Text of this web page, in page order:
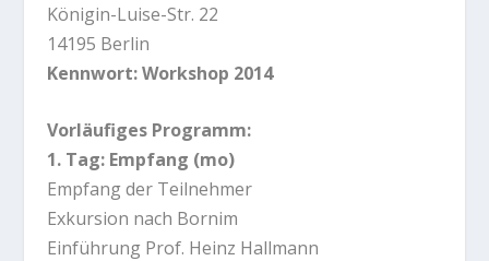
Königin-Luise-Str. 22
14195 Berlin
Kennwort: Workshop 2014
Vorläufiges Programm:
1. Tag: Empfang (mo)
Empfang der Teilnehmer
Exkursion nach Bornim
Einführung Prof. Heinz Hallmann